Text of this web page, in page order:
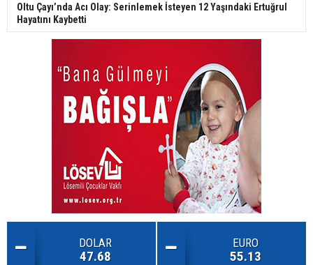
Oltu Çayı’nda Acı Olay: Serinlemek İsteyen 12 Yaşındaki Ertuğrul
Hayatını Kaybetti
DOLAR
47.68
EURO
55.13